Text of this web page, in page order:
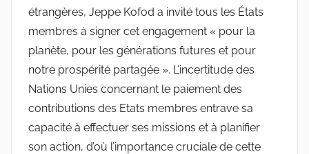
étrangères, Jeppe Kofod a invité tous les États
membres à signer cet engagement « pour la
planète, pour les générations futures et pour
notre prospérité partagée ». L’incertitude des
Nations Unies concernant le paiement des
contributions des Etats membres entrave sa
capacité à effectuer ses missions et à planifier
son action, d’où l’importance cruciale de cette